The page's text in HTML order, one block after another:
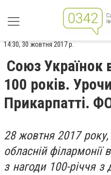
14:30, 30 жовтня 2017 р.
Союз Українок
100 років.
Прикарпатті.
28 жовтня 2017 року,
обласній філармонії
з нагоди 100-річчя